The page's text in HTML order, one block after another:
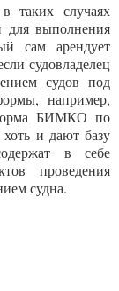
в таких случаях
для выполнения
сам арендует
судовладелец
судов под
например,
БИМКО по
и дают базу
в себе
проведения
судна.